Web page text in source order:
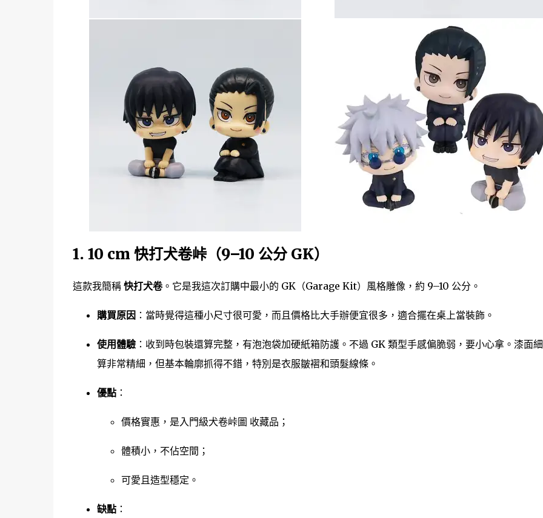
1. 10 cm 快打犬卷峠（9–10 公分 GK）
這款我簡稱 快打犬卷。它是我這次訂購中最小的 GK（Garage Kit）風格雕像，約 9–10 公分。
購買原因：當時覺得這種小尺寸很可愛，而且價格比大手辦便宜很多，適合擺在桌上當裝飾。
使用體驗：收到時包裝還算完整，有泡泡袋加硬紙箱防護。不過 GK 類型手感偏脆弱，要小心拿。漆面
算非常精細，但基本輪廓抓得不錯，特別是衣服皺褶和頭髮線條。
優點：
價格實惠，是入門級犬卷峠圖 收藏品；
體積小，不佔空間；
可愛且造型穩定。
缺點：